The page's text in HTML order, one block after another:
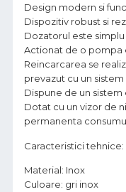
Design modern si
Dispozitiv robust si
Dozatorul este
Actionat de o pompa
Reincarcarea se
prevazut cu un
Dispune de un
Dotat cu un vizor de
permanenta
Caracteristici tehnice:
Material: Inox
Culoare: gri inox